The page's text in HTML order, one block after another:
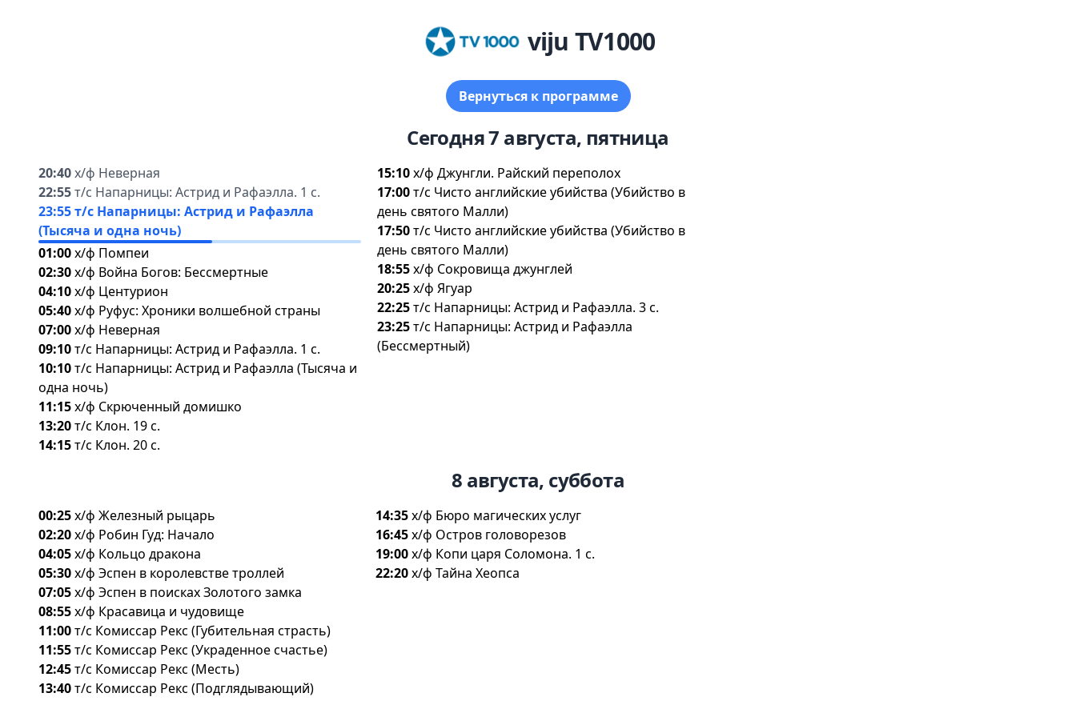
viju TV1000
ернуться к программе
Сегодня 7 августа, пятница
20:40х/ф Неверная
22:55т/с Напарницы: Астрид и Рафаэлла. 1 с.
23:55т/с Напарницы: Астрид и Рафаэлла
(Тысяча и одна ночь)
01:00х/ф Помпеи
02:30х/ф Война Богов: Бессмертные
04:10х/ф Центурион
05:40х/ф Руфус: Хроники волшебной страны
07:00х/ф Неверная
09:10т/с Напарницы: Астрид и Рафаэлла. 1 с.
10:10т/с Напарницы: Астрид и Рафаэлла (Тысяча и
одна ночь)
11:15х/ф Скрюченный домишко
13:20т/с Клон. 19 с.
14:15т/с Клон. 20 с.
15:10х/ф Джунгли. Райский переполох
17:00т/с Чисто английские убийства (Убийство
день святого Малли)
17:50т/с Чисто английские убийства (Убийство
день святого Малли)
18:55х/ф Сокровища джунглей
20:25х/ф Ягуар
22:25т/с Напарницы: Астрид и Рафаэлла. 3 с.
23:25т/с Напарницы: Астрид и Рафаэлла
(Бессмертный)
8 августа, суббота
00:25х/ф Железный рыцарь
02:20х/ф Робин Гуд: Начало
04:05х/ф Кольцо дракона
05:30х/ф Эспен в королевстве троллей
07:05х/ф Эспен в поисках Золотого замка
08:55х/ф Красавица и чудовище
11:00т/с Комиссар Рекс (Губительная страсть)
11:55т/с Комиссар Рекс (Украденное счастье)
12:45т/с Комиссар Рекс (Месть)
13:40т/с Комиссар Рекс (Подглядывающий)
14:35х/ф Бюро магических услу
16:45х/ф Остров головорезо
19:00х/ф Копи царя Соломона. 1 с.
22:20х/ф Тайна Хеопса